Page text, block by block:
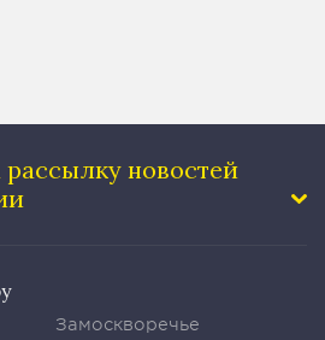
новостей
Замоскворечье